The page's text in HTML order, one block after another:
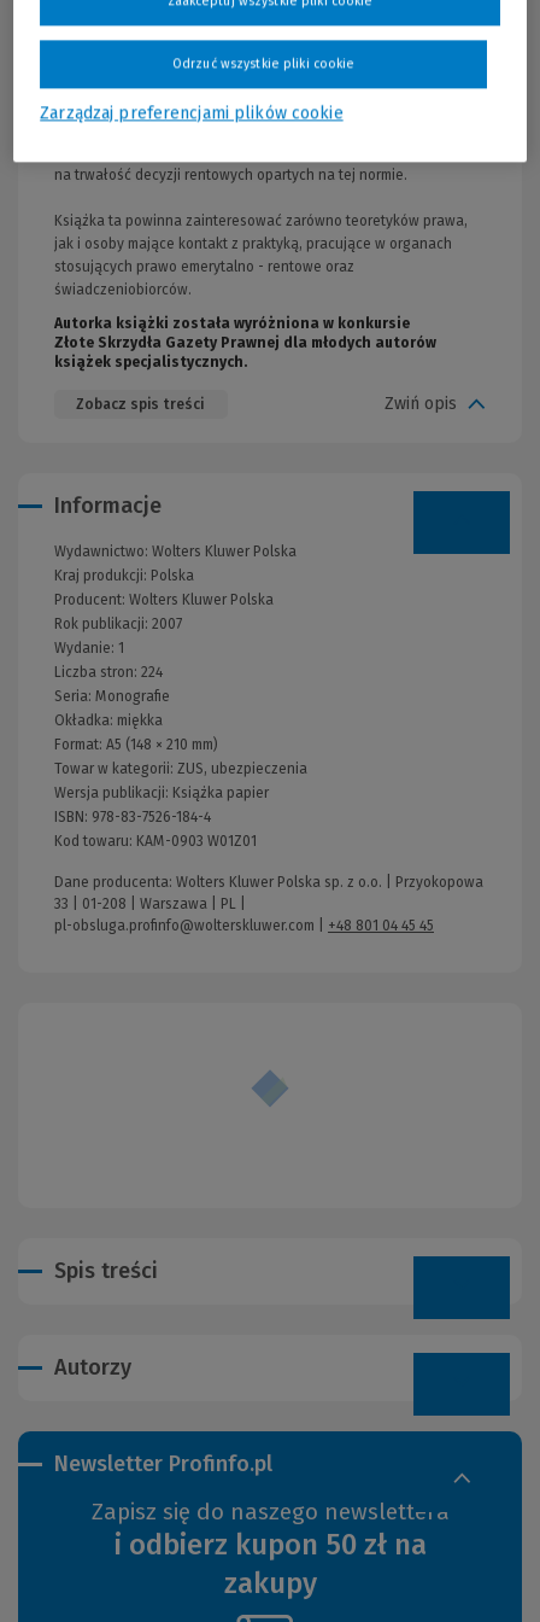
w tym zagadnienie wstrzymania wypłaty świadczeń, zwrotu
nienależnie pobranych kwot emerytur i rent oraz wpływu błędu
organu rentowego lub sądu na sytuację prawną
Zawarto tu także rozważania na temat wpływu orzeczenia
na trwałość decyzji rentowych opartych na tej normie.
Książka ta powinna zainteresować zarówno teoretyków prawa,
jak i osoby mające kontakt z praktyką, pracujące w organach
stosujących prawo emerytalno - rentowe oraz
świadczeniobiorców.
Autorka książki została wyróżniona w konkursie
Złote Skrzydła Gazety Prawnej dla młodych autorów
książek specjalistycznych.
Zobacz spis treści Zwiń opis
Informacje
Wydawnictwo: Wolters Kluwer Polska
Kraj produkcji: Polska
Producent: Wolters Kluwer Polska
Rok publikacji: 2007
Wydanie: 1
Liczba stron: 224
Seria: Monografie
Okładka: miękka
Format: A5 (148 × 210 mm)
Towar w kategorii: ZUS, ubezpieczenia
Wersja publikacji: Książka papier
ISBN: 978-83-7526-184-4
Kod towaru: KAM-0903 W01Z01
Dane producenta: Wolters Kluwer Polska sp. z o.o. | Przyokopowa
33 | 01-208 | Warszawa | PL |
pl-obsluga.profinfo@wolterskluwer.com
+48 801 04 45 45
Spis treści
Autorzy
Newsletter Profinfo.pl
Zapisz się do naszego newslettera
i odbierz kupon 50 zł na
zakupy
Zarządzaj preferencjami plików cookie
Odrzuć wszystkie pliki cookie